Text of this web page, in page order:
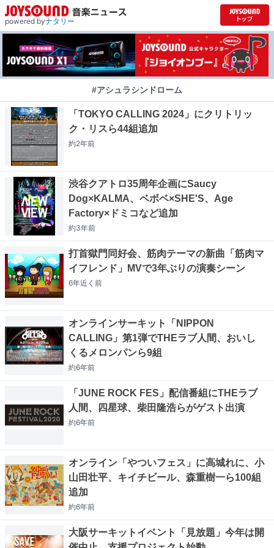
powered byナタリー
#アシュラシンドローム
「TOKYO CALLING 2024」にクリトリッ
ク・リスら44組追加
約2年前
渋谷クアトロ35周年企画にSaucy
Dog×KALMA、ベボベ×SHE'S、Age
Factory×ドミコなど追加
約3年前
打首獄門同好会、筋肉テーマの新曲「筋肉マ
イフレンド」MVで3年ぶりの演奏シーン
6年近く 前
オンラインサーキット「NIPPON
CALLING」第1弾でTHEラブ人間、おいし
くるメロンパンら9組
約6年前
「JUNE ROCK FES」配信番組にTHEラブ
人間、四星球、柴田隆浩らがゲスト出演
約6年前
オンライン「やついフェス」に高城れに、小
山田壮平、キイチビール、森重樹一ら100組
追加
約6年前
大阪サーキットイベント「見放題」今年は開